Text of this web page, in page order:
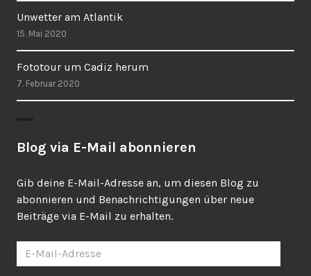
Unwetter am Atlantik
15. Mai 2020
Fototour um Cadiz herum
7. Februar 2020
Blog via E-Mail abonnieren
Gib deine E-Mail-Adresse an, um diesen Blog zu
abonnieren und Benachrichtigungen über neue
Beiträge via E-Mail zu erhalten.
Mail-